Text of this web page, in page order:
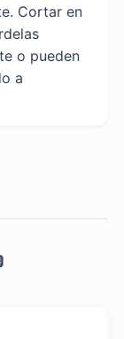
Cortar en
o pueden
a